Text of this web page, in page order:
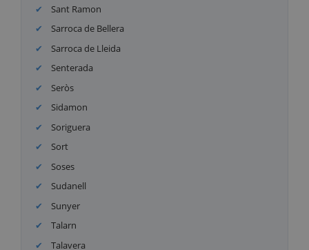
Sant Ramon
Sarroca de Bellera
Sarroca de Lleida
Senterada
Seròs
Sidamon
Soriguera
Sort
Soses
Sudanell
Sunyer
Talarn
Talavera